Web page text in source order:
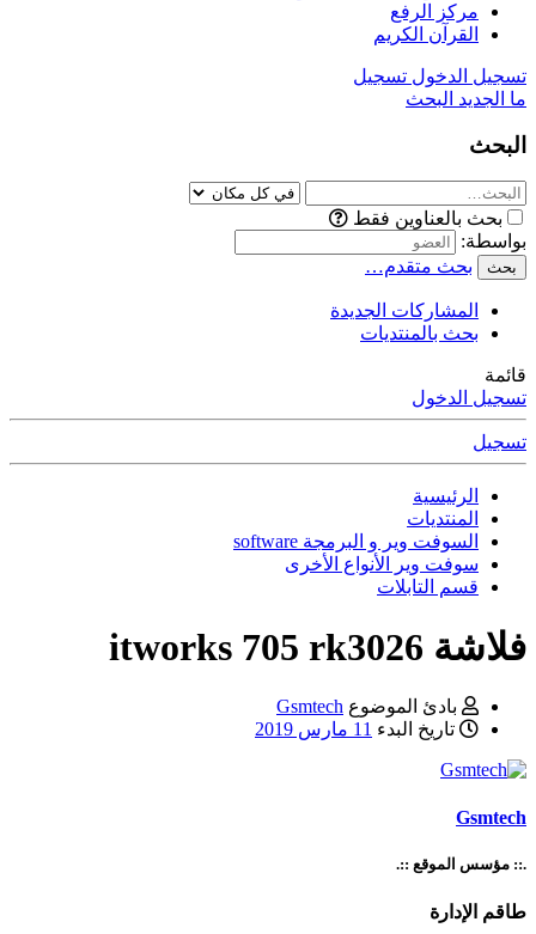
مركز الرفع
القرآن الكريم
تسجيل الدخول تسجيل
ما الجديد البحث
البحث
بحث بالعناوين فقط
بواسطة:
بحث بحث متقدم…
المشاركات الجديدة
بحث بالمنتديات
قائمة
تسجيل الدخول
تسجيل
الرئيسية
المنتديات
السوفت وير و البرمجة software
سوفت وير الأنواع الأخرى
قسم التابلات
فلاشة itworks 705 rk3026
بادئ الموضوع Gsmtech
تاريخ البدء 11 مارس 2019
Gsmtech
.:: مؤسس الموقع ::.
طاقم الإدارة